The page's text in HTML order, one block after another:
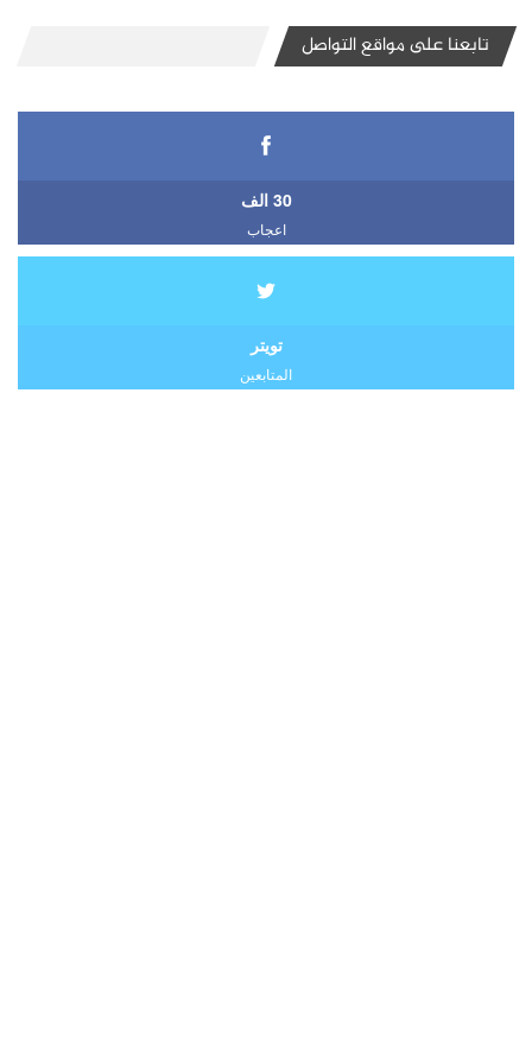
تابعنا على مواقع التواصل
30 الف
اعجاب
تويتر
المتابعين